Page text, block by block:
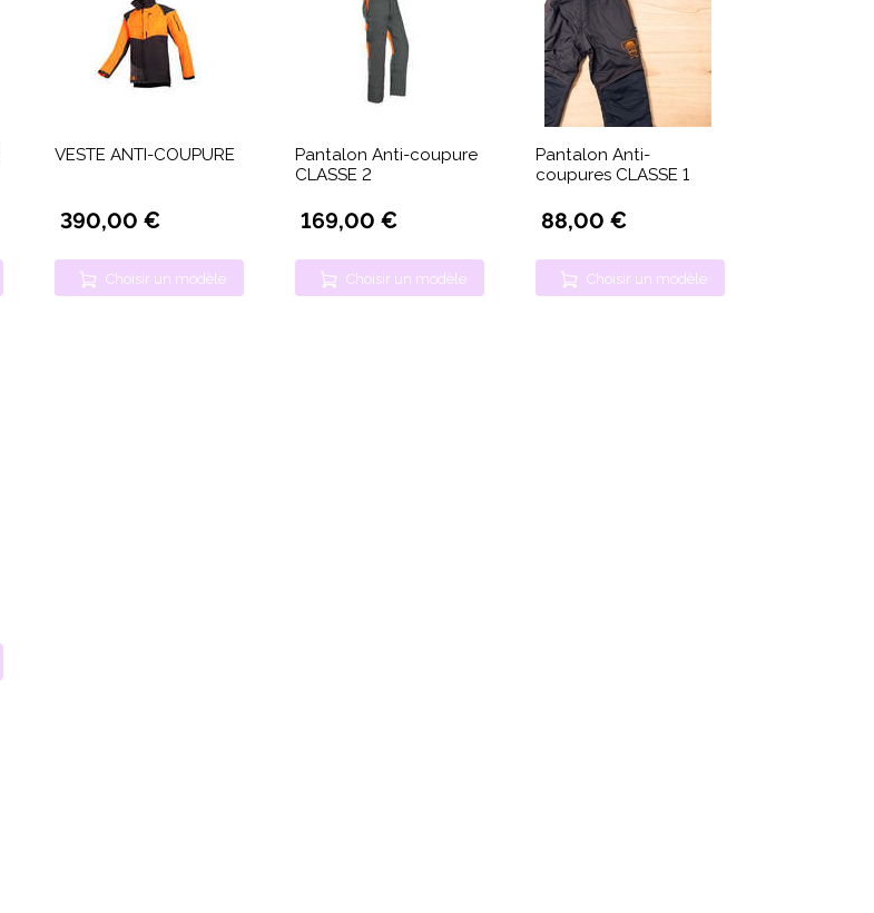
VESTE ANTI-COUPURE
390,00 €
Choisir un modèle
Pantalon Anti-coupure
CLASSE 2
169,00 €
Choisir un modèle
Pantalon Anti-
coupures CLASSE 1
88,00 €
Choisir un modèle